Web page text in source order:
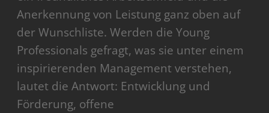
Anerkennung von Leistung ganz oben auf
der Wunschliste. Werden die Young
Professionals gefragt, was sie unter einem
inspirierenden Management verstehen,
lautet die Antwort: Entwicklung und
Förderung, offene